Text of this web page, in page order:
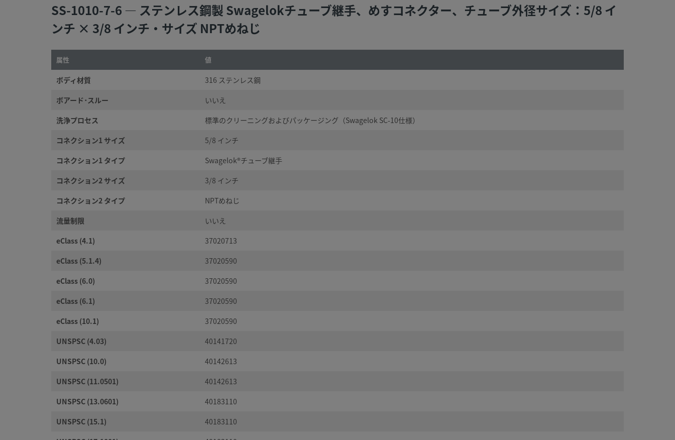
SS-1010-7-6 — ステンレス鋼製 Swagelokチューブ継手、めすコネクター、チューブ外径サイズ：5/8 イ
ンチ × 3/8 インチ・サイズ NPTめねじ
属性 値
ボディ材質
316 ステンレス鋼
ボアード･スルー
いいえ
洗浄プロセス
標準のクリーニングおよびパッケージング（Swagelok SC-10仕様）
コネクション1 サイズ
5/8 インチ
コネクション1 タイプ
Swagelok®チューブ継手
コネクション2 サイズ
3/8 インチ
コネクション2 タイプ
NPTめねじ
流量制限
いいえ
eClass (4.1)
37020713
eClass (5.1.4)
37020590
eClass (6.0)
37020590
eClass (6.1)
37020590
eClass (10.1)
37020590
UNSPSC (4.03)
40141720
UNSPSC (10.0)
40142613
UNSPSC (11.0501)
40142613
UNSPSC (13.0601)
40183110
UNSPSC (15.1)
40183110